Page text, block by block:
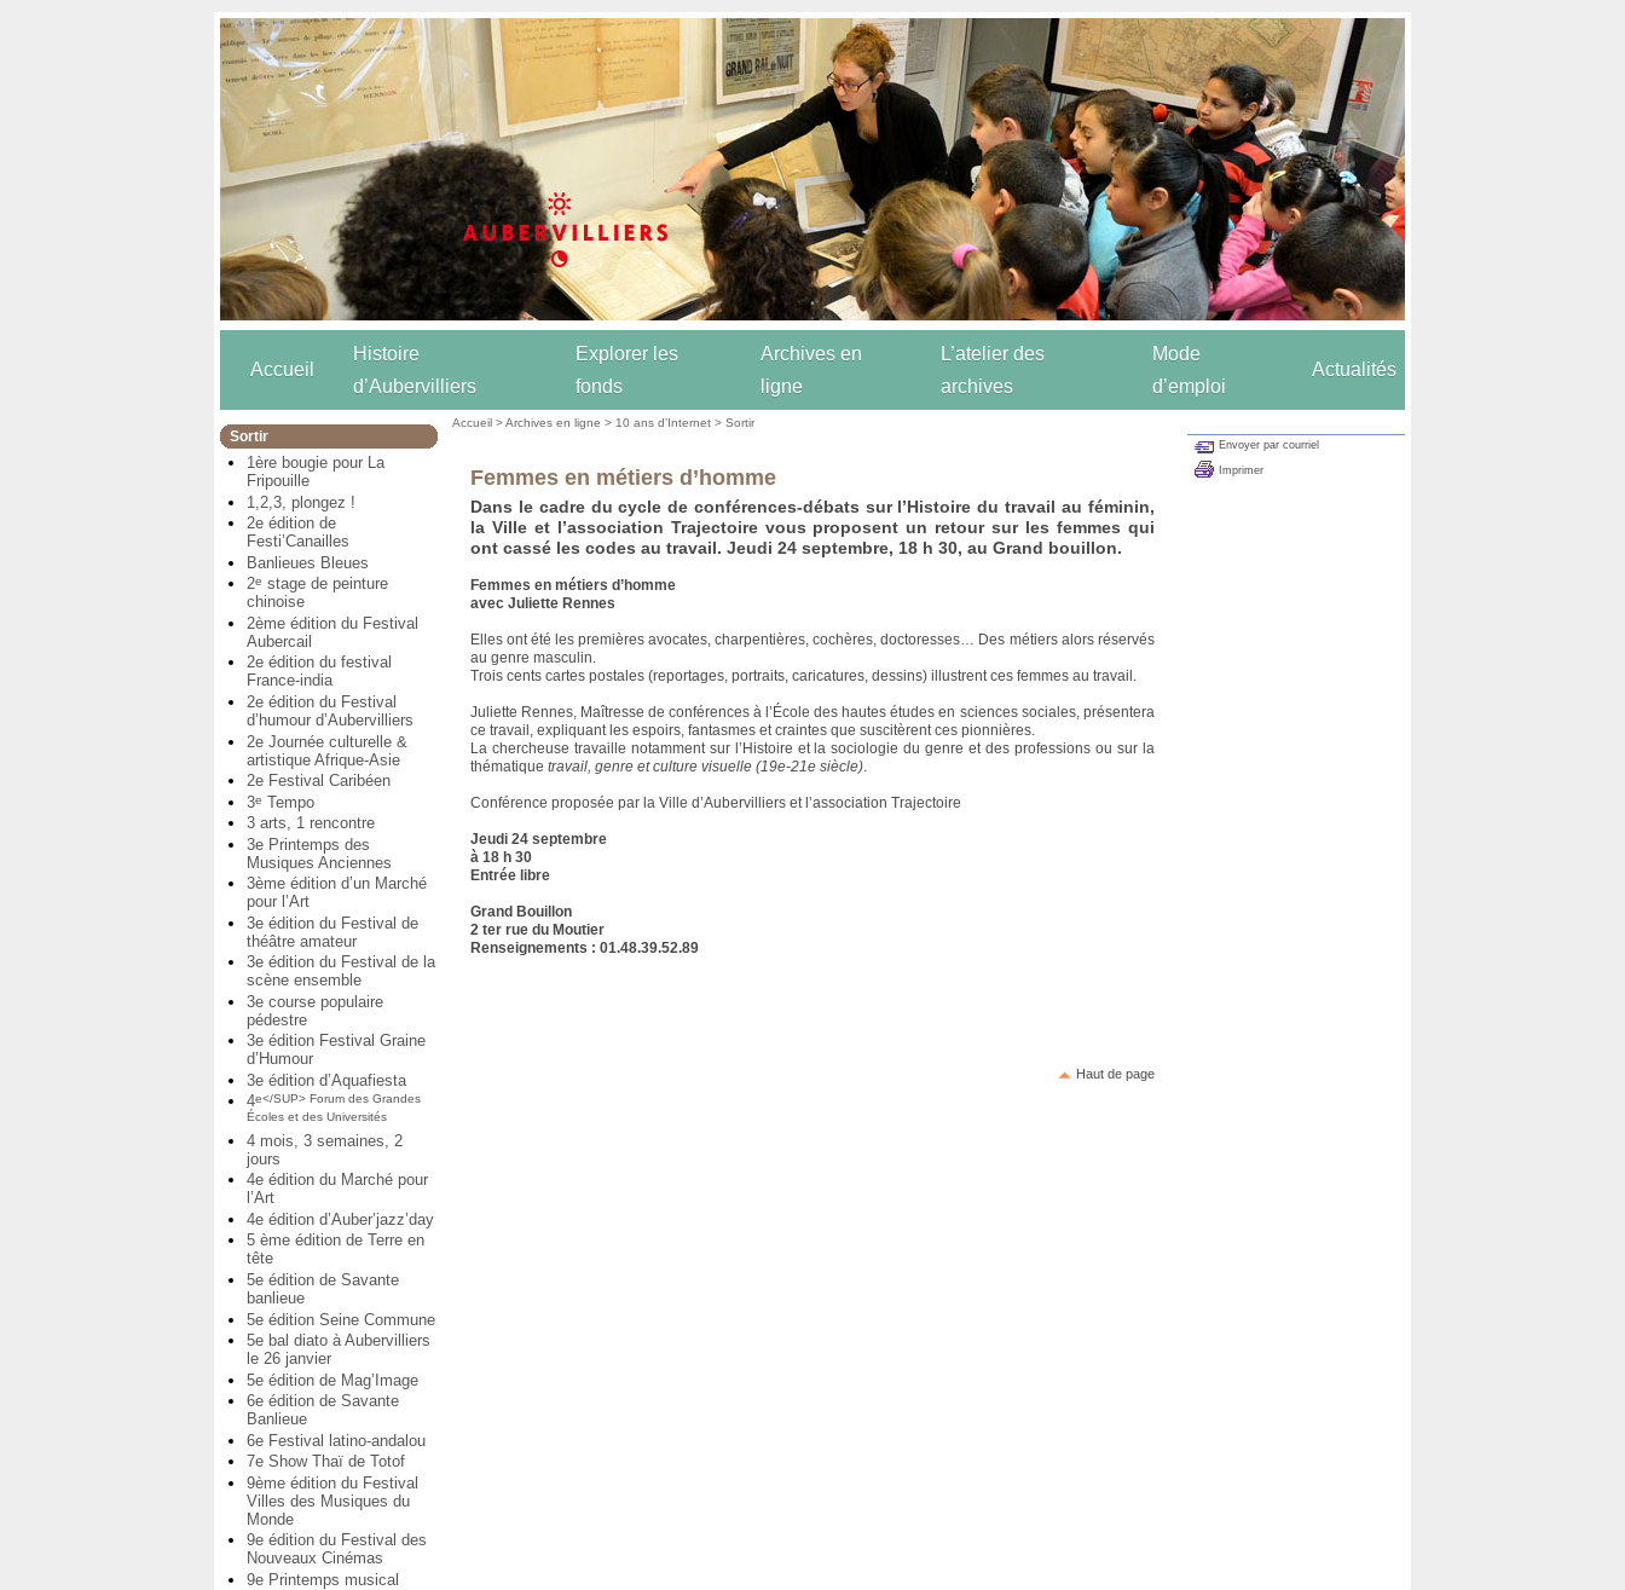
Accueil
Histoire
d’Aubervilliers
Explorer les
fonds
Archives en
ligne
L’atelier des
archives
Mode
d’emploi
Actualités
Sortir
1ère bougie pour La
Fripouille
1,2,3, plongez !
2e édition de
Festi’Canailles
Banlieues Bleues
2e stage de peinture
chinoise
2ème édition du Festival
Aubercail
2e édition du festival
France-india
2e édition du Festival
d’humour d’Aubervilliers
2e Journée culturelle &
artistique Afrique-Asie
2e Festival Caribéen
3e Tempo
3 arts, 1 rencontre
3e Printemps des
Musiques Anciennes
3ème édition d’un Marché
pour l’Art
3e édition du Festival de
théâtre amateur
3e édition du Festival de la
scène ensemble
3e course populaire
pédestre
3e édition Festival Graine
d’Humour
3e édition d’Aquafiesta
4e</SUP> Forum des Grandes
Écoles et des Universités
4 mois, 3 semaines, 2
jours
4e édition du Marché pour
l’Art
4e édition d’Auber’jazz’day
5 ème édition de Terre en
tête
5e édition de Savante
banlieue
5e édition Seine Commune
5e bal diato à Aubervilliers
le 26 janvier
5e édition de Mag’Image
6e édition de Savante
Banlieue
6e Festival latino-andalou
7e Show Thaï de Totof
9ème édition du Festival
Villes des Musiques du
Monde
9e édition du Festival des
Nouveaux Cinémas
9e Printemps musical
Accueil >Archives en ligne > 10 ans d’Internet >Sortir
Femmes en métiers d’homme
Dans le cadre du cycle de conférences-débats sur l’Histoire du travail au féminin,
la Ville et l’association Trajectoire vous proposent un retour sur les femmes qui
ont cassé les codes au travail. Jeudi 24 septembre, 18 h 30, au Grand bouillon.
Femmes en métiers d’homme
avec Juliette Rennes
Elles ont été les premières avocates, charpentières, cochères, doctoresses… Des métiers alors réservés
au genre masculin.
Trois cents cartes postales (reportages, portraits, caricatures, dessins) illustrent ces femmes au travail.
Juliette Rennes, Maîtresse de conférences à l’École des hautes études en sciences sociales, présentera
ce travail, expliquant les espoirs, fantasmes et craintes que suscitèrent ces pionnières.
La chercheuse travaille notamment sur l’Histoire et la sociologie du genre et des professions ou sur la
thématiquetravail, genre et culture visuelle (19e-21e siècle).
Conférence proposée par la Ville d’Aubervilliers et l’association Trajectoire
Jeudi 24 septembre
à 18 h 30
Entrée libre
Grand Bouillon
2 ter rue du Moutier
Renseignements : 01.48.39.52.89
Haut de page
Envoyer par courriel
Imprimer